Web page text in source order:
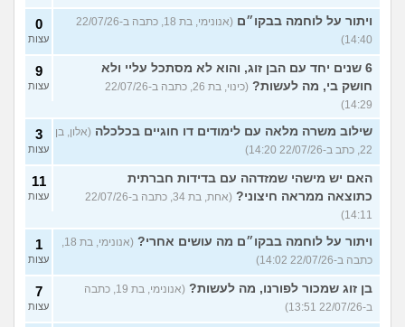
ויתור על לוחמה בבקו״ם
(אנונימי, בת 18, כתבה ב-22/07/26
14:40)
0
עצות
6 שנים יחד עם הבן זוג, והוא לא מסתכל עליי ולא
חושק בי, מה לעשות?
(כינוי, בת 26, כתבה ב-22/07/26
14:29)
9
עצות
שילוב משרה מלאה עם לימודים דו חוגיים בכלכלה (אלון, בן
22, כתב ב-22/07/26 14:20)
3
עצות
האם יש מישהי שמזדהה עם בדידות חברתית
כתוצאה ממראה חיצוני?
(אחת, בת 34, כתבה ב-22/07/26
14:11)
11
עצות
ויתור על לוחמה בבקו״ם מה עושים אחרי?
(אנונימי, בת 18,
כתבה ב-22/07/26 14:02)
1
עצות
בן זוג שמכור לפורנו, מה לעשות?
(אנונימי, בת 19, כתבה
ב-22/07/26 13:51)
7
עצות